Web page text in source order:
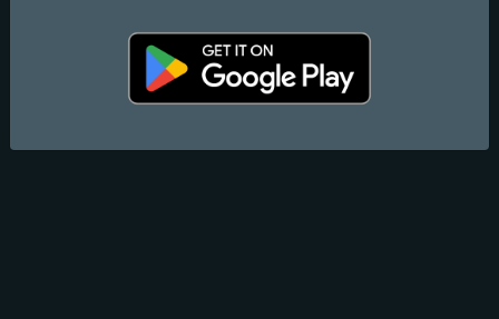
Correo electrónico:info@moveibiza.com